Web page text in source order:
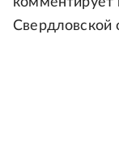
Свердловской